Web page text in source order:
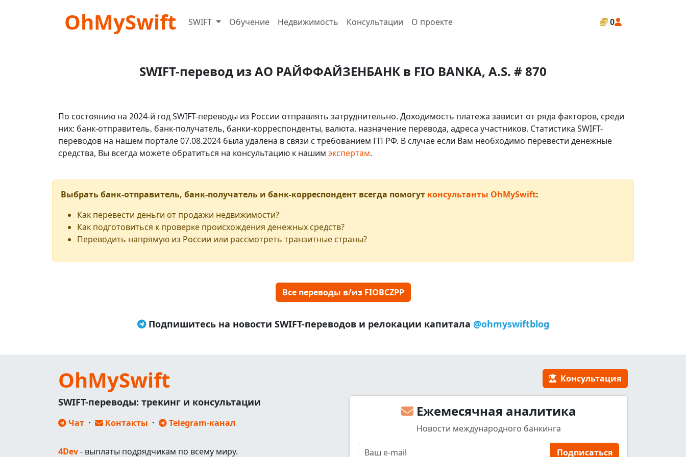
OhMySwift SWIFT Обучение Недвижимость Консультации О проекте 0
SWIFT-перевод из АО РАЙФФАЙЗЕНБАНК в FIO BANKA, A.S. # 870
По состоянию на 2024-й год SWIFT-переводы из России отправлять затруднительно. Доходимость платежа зависит от ряда факторов, среди
них: банк-отправитель, банк-получатель, банки-корреспонденты, валюта, назначение перевода, адреса участников. Статистика SWIFT-
переводов на нашем портале 07.08.2024 была удалена в связи с требованием ГП РФ. В случае если Вам необходимо перевести денежные
средства, Вы всегда можете обратиться на консультацию к нашим экспертам.
Выбрать банк-отправитель, банк-получатель и банк-корреспондент всегда помогут консультанты OhMySwift:
Как перевести деньги от продажи недвижимости?
Как подготовиться к проверке происхождения денежных средств?
Переводить напрямую из России или рассмотреть транзитные страны?
Все переводы в/из FIOBCZPP
Подпишитесь на новости SWIFT-переводов и релокации капитала @ohmyswiftblog
OhMySwift Консультация
SWIFT-переводы: трекинг и консультации
Чат · Контакты · Telegram-канал
4Dev- выплаты подрядчикам по всему миру.
Ежемесячная аналитика
Новости международного банкинга
Подписаться